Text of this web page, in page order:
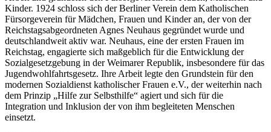
Kinder. 1924 schloss sich der Berliner Verein dem Katholischen
Fürsorgeverein für Mädchen, Frauen und Kinder an, der von der
Reichstagsabgeordneten Agnes Neuhaus gegründet wurde und
deutschlandweit aktiv war. Neuhaus, eine der ersten Frauen im
Reichstag, engagierte sich maßgeblich für die Entwicklung der
Sozialgesetzgebung in der Weimarer Republik, insbesondere für das
Jugendwohlfahrtsgesetz. Ihre Arbeit legte den Grundstein für den
modernen Sozialdienst katholischer Frauen e.V., der weiterhin nach
dem Prinzip „Hilfe zur Selbsthilfe“ agiert und sich für die
Integration und Inklusion der von ihm begleiteten Menschen
einsetzt.